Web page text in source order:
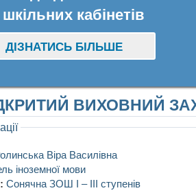
кабінетів
ДІЗНАТИСЬ БІЛЬШЕ
ВИХОВНИЙ
Віра Василівна
іноземної мови
Сонячна ЗОШ І – ІІІ ступенів